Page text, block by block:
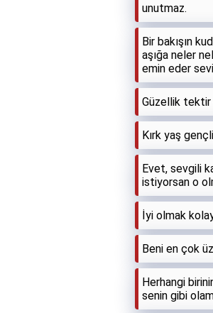
unutmaz.
Bir bakışın
aşığa neler
emin eder
Güzellik tektir
Kırk yaş
Evet, sevgili
istiyorsan o
İyi olmak
Beni en çok
Herhangi
senin gibi